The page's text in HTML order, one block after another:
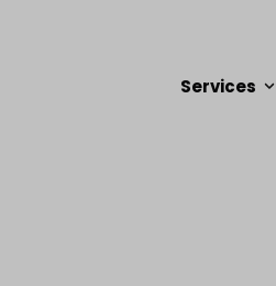
Services